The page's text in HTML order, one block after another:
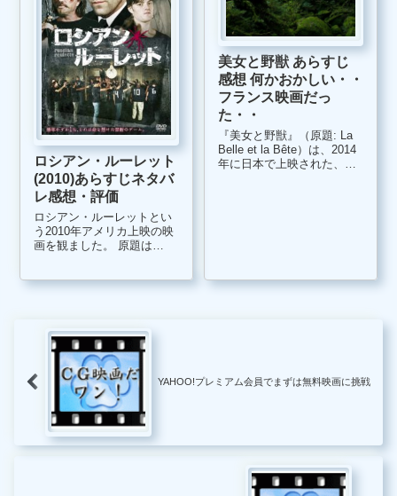
ロシアン・ルーレット
(2010)あらすじネタバ
レ感想・評価
ロシアン・ルーレットとい
う2010年アメリカ上映の映
画を観ました。 原題は
メイク作品です。 トランス
ムやミッキー・ロークなど
豪華な俳...
美女と野獣 あらすじ
感想 何かおかしい・・
フランス映画だっ
た・・
『美女と野獣』（原題: La
Belle et la Bête）は、2014
年に日本で上映された、フ
YAHOO!プレミアム会員でまずは無料映画に挑戦